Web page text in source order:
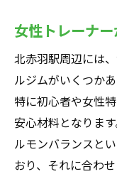
女性トレーナ
北赤羽駅周辺には
ルジムがいくつか
特に初心者や女性
安心材料となりま
ルモンバランスと
おり、それに合わ